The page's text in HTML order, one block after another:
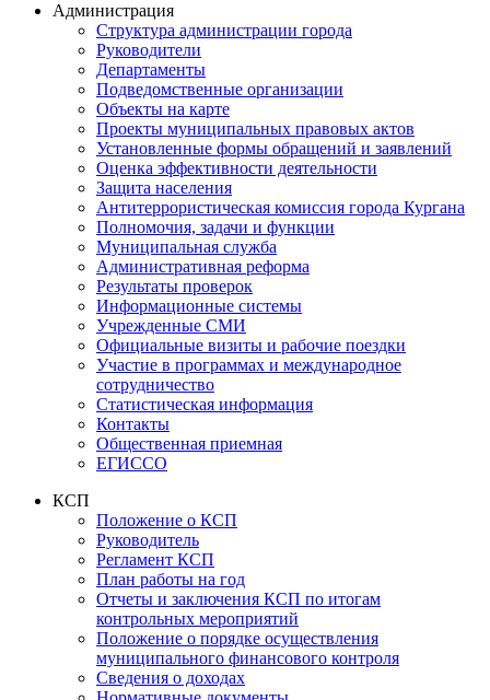
Администрация
Структура администрации города
Руководители
Департаменты
Подведомственные организации
Объекты на карте
Проекты муниципальных правовых актов
Установленные формы обращений и заявлений
Оценка эффективности деятельности
Защита населения
Антитеррористическая комиссия города Кургана
Полномочия, задачи и функции
Муниципальная служба
Административная реформа
Результаты проверок
Информационные системы
Учрежденные СМИ
Официальные визиты и рабочие поездки
Участие в программах и международное
сотрудничество
Статистическая информация
Контакты
Общественная приемная
ЕГИССО
КСП
Положение о КСП
Руководитель
Регламент КСП
План работы на год
Отчеты и заключения КСП по итогам
контрольных мероприятий
Положение о порядке осуществления
муниципального финансового контроля
Сведения о доходах